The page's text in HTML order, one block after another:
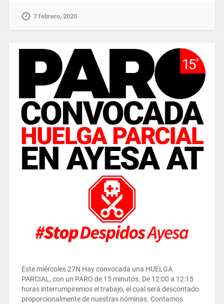
7 febrero, 2020
Este miércoles 27N Hay convocada una HUELGA
PARCIAL, con un PARO de 15 minutos. De 12:00 a 12:15
horas interrumpiremos el trabajo, el cual será descontado
proporcionalmente de nuestras nóminas. Contamos